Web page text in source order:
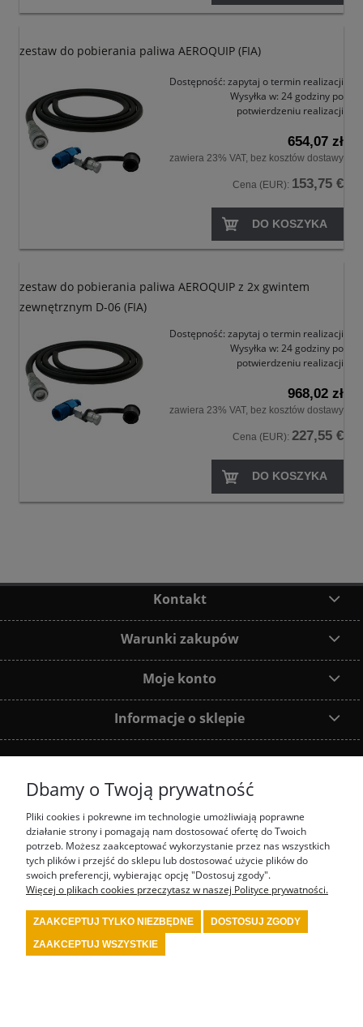
zestaw do pobierania paliwa AEROQUIP (FIA)
Dostępność: zapytaj o termin realizacji
Wysyłka w: 24 godziny po
potwierdzeniu realizacji
654,07 zł
zawiera 23% VAT, bez kosztów dostawy
Cena (EUR): 153,75 €
DO KOSZYKA
zestaw do pobierania paliwa AEROQUIP z 2x gwintem
zewnętrznym D-06 (FIA)
Dostępność: zapytaj o termin realizacji
Wysyłka w: 24 godziny po
potwierdzeniu realizacji
968,02 zł
zawiera 23% VAT, bez kosztów dostawy
Cena (EUR): 227,55 €
DO KOSZYKA
Kontakt
Warunki zakupów
Moje konto
Informacje o sklepie
Dołącz do nas:
Najczęściej wyszukiwane produkty:
prezenty motorsport fotel biurowy OMP tanie akcesoria rajdowe red spec
wyposażenie rajdowe turn one przedstawiciel stilo przedstawiciel OMP
kombinezon kartingowy kombinezon OMP kask Stilo sklep rajdowy rally shop
system gaśniczy fia wyposażenie serwisu motorsport wyposażenie bezpieczeństwa
wyposażenie kierowcy rajdowego wyposażenie samochodu rajdowego
kask kartingowy kask fia skarpety fia
kombinezon fia kombinezon rajdowy
gadżety tanie akcesoria motorsport
Dbamy o Twoją prywatność
Pliki cookies i pokrewne im technologie umożliwiają poprawne
działanie strony i pomagają nam dostosować ofertę do Twoich
potrzeb. Możesz zaakceptować wykorzystanie przez nas wszystkich
tych plików i przejść do sklepu lub dostosować użycie plików do
swoich preferencji, wybierając opcję "Dostosuj zgody".
Więcej o plikach cookies przeczytasz w naszej Polityce prywatności.
ZAAKCEPTUJ TYLKO NIEZBĘDNE
DOSTOSUJ ZGODY
ZAAKCEPTUJ WSZYSTKIE